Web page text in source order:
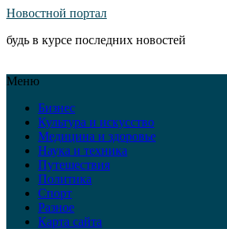
Новостной портал
будь в курсе последних новостей
Меню
Бизнес
Культура и искусство
Медицина и здоровье
Наука и техника
Путешествия
Политика
Спорт
Разное
Карта сайта